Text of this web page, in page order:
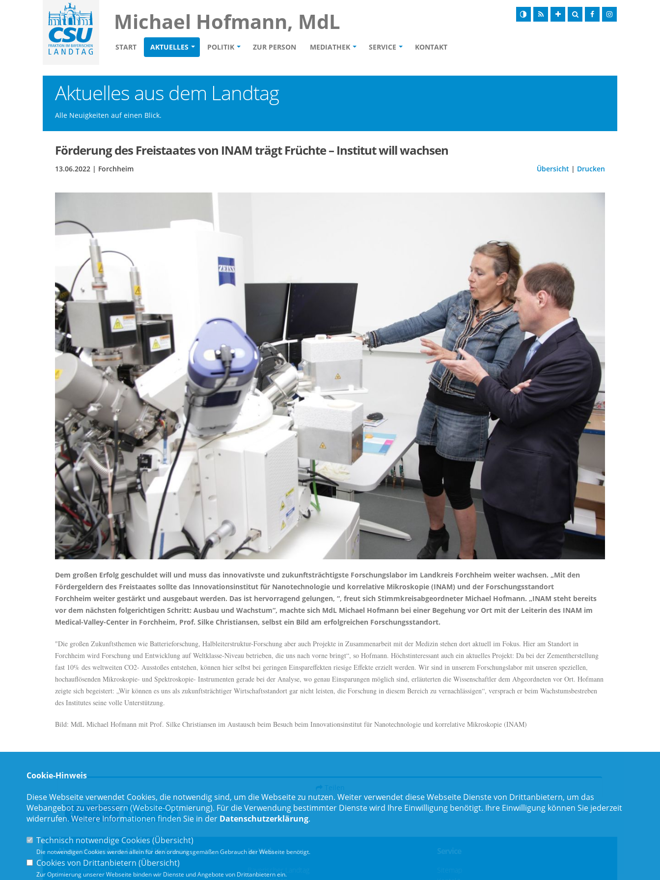
Michael Hofmann, MdL
START AKTUELLES POLITIK ZUR PERSON MEDIATHEK SERVICE KONTAKT
Aktuelles aus dem Landtag
Alle Neuigkeiten auf einen Blick.
Förderung des Freistaates von INAM trägt Früchte – Institut will wachsen
13.06.2022 | Forchheim Übersicht | Drucken
Dem großen Erfolg geschuldet will und muss das innovativste und zukunftsträchtigste Forschungslabor im Landkreis Forchheim weiter wachsen. „Mit den
Fördergeldern des Freistaates sollte das Innovationsinstitut für Nanotechnologie und korrelative Mikroskopie (INAM) und der Forschungsstandort
Forchheim weiter gestärkt und ausgebaut werden. Das ist hervorragend gelungen, “, freut sich Stimmkreisabgeordneter Michael Hofmann. „INAM steht bereits
vor dem nächsten folgerichtigen Schritt: Ausbau und Wachstum“, machte sich MdL Michael Hofmann bei einer Begehung vor Ort mit der Leiterin des INAM im
Medical-Valley-Center in Forchheim, Prof. Silke Christiansen, selbst ein Bild am erfolgreichen Forschungsstandort.
"Die großen Zukunftsthemen wie Batterieforschung, Halbleiterstruktur-Forschung aber auch Projekte in Zusammenarbeit mit der Medizin stehen dort aktuell im Fokus. Hier am Standort in
Forchheim wird Forschung und Entwicklung auf Weltklasse-Niveau betrieben, die uns nach vorne bringt“, so Hofmann. Höchstinteressant auch ein aktuelles Projekt: Da bei der Zementherstellung
fast 10% des weltweiten CO2- Ausstoßes entstehen, können hier selbst bei geringen Einspareffekten riesige Effekte erzielt werden. Wir sind in unserem Forschungslabor mit unseren speziellen,
hochauflösenden Mikroskopie- und Spektroskopie- Instrumenten gerade bei der Analyse, wo genau Einsparungen möglich sind, erläuterten die Wissenschaftler dem Abgeordneten vor Ort. Hofmann
zeigte sich begeistert: „Wir können es uns als zukunftsträchtiger Wirtschaftsstandort gar nicht leisten, die Forschung in diesem Bereich zu vernachlässigen“, versprach er beim Wachstumsbestreben
des Institutes seine volle Unterstützung.
Bild: MdL Michael Hofmann mit Prof. Silke Christiansen im Austausch beim Besuch beim Innovationsinstitut für Nanotechnologie und korrelative Mikroskopie (INAM)
Teilen
Teilen Twittern
Abgeordnetenbüro Michael Hofmann
Bayreuther Straße 9
Im Web Service
Cookie-Hinweis
Diese Webseite verwendet Cookies, die notwendig sind, um die Webseite zu nutzen. Weiter verwendet diese Webseite Dienste von Drittanbietern, um das
Webangebot zu verbessern (Website-Optmierung). Für die Verwendung bestimmter Dienste wird Ihre Einwilligung benötigt. Ihre Einwilligung können Sie jederzeit
widerrufen. Weitere Informationen finden Sie in der Datenschutzerklärung.
Technisch notwendige Cookies (Übersicht)
Die notwendigen Cookies werden allein für den ordnungsgemäßen Gebrauch der Webseite benötigt.
Cookies von Drittanbietern (Übersicht)
Zur Optimierung unserer Webseite binden wir Dienste und Angebote von Drittanbietern ein.